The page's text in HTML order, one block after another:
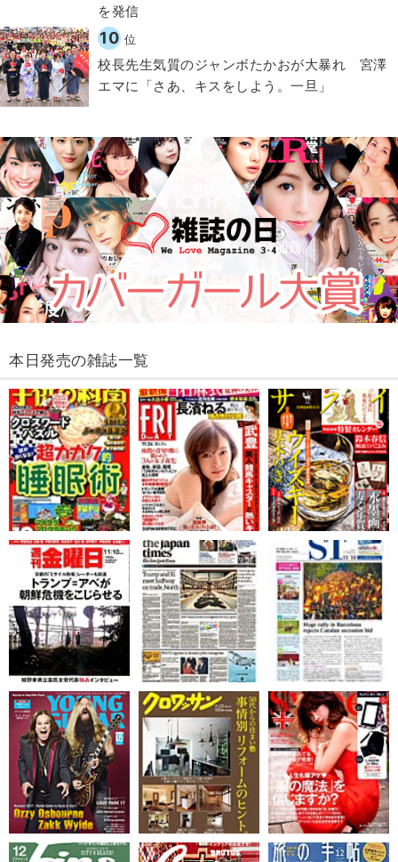
を発信
10 位
校長先生気質のジャンボたかおが大暴れ 宮澤
エマに「さあ、キスをしよう。一旦」
本日発売の雑誌一覧